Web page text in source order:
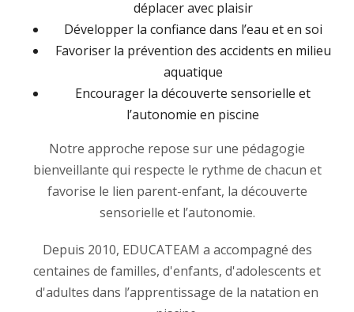
déplacer avec plaisir
Développer la confiance dans l’eau et en soi
Favoriser la prévention des accidents en milieu
aquatique
Encourager la découverte sensorielle et
l’autonomie en piscine
Notre approche repose sur une pédagogie
bienveillante qui respecte le rythme de chacun et
favorise le lien parent-enfant, la découverte
sensorielle et l’autonomie.
Depuis 2010, EDUCATEAM a accompagné des
centaines de familles, d'enfants, d'adolescents et
d'adultes dans l’apprentissage de la natation en